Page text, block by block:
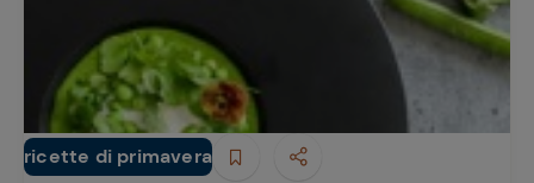
ricette di primavera
Secondi piatti